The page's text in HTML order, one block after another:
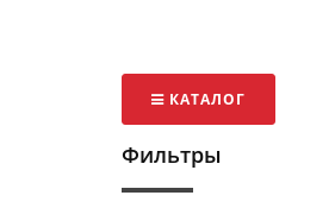
КАТАЛОГ
Фильтры